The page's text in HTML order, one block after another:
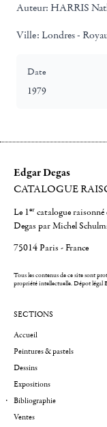
Auteur: HARRIS
Ville: Londres -
Date
1979
Edgar Degas
CATALOGUE
Le 1er catalogue raisonné
Degas par Michel
75014 Paris - France
Tous les contenus de ce site sont
propriété intellectuelle.Dépot légal
SECTIONS
Accueil
Peintures & pastels
Dessins
Expositions
Bibliographie
Ventes